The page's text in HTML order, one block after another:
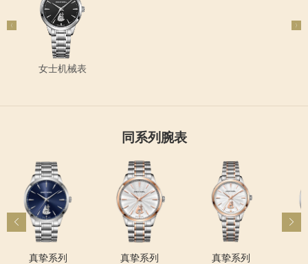
女士机械表
同系列腕表
真挚系列
真挚系列
真挚系列